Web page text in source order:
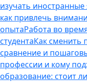
изучать иностранные
как привлечь
опытаРабота во
студентаКак сменить
сравнение и
профессии и кому
образование: стоит